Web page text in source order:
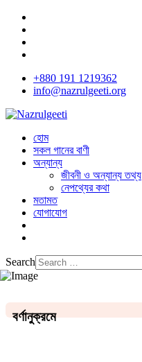
+880 191 1219362
info@nazrulgeeti.org
হোম
সকল গানের বাণী
অন্যান্য
জীবনী ও অন্যান্য তথ্য
নেপথ্যের কথা
মতামত
যোগাযোগ
Search
বর্ণানুক্রমে